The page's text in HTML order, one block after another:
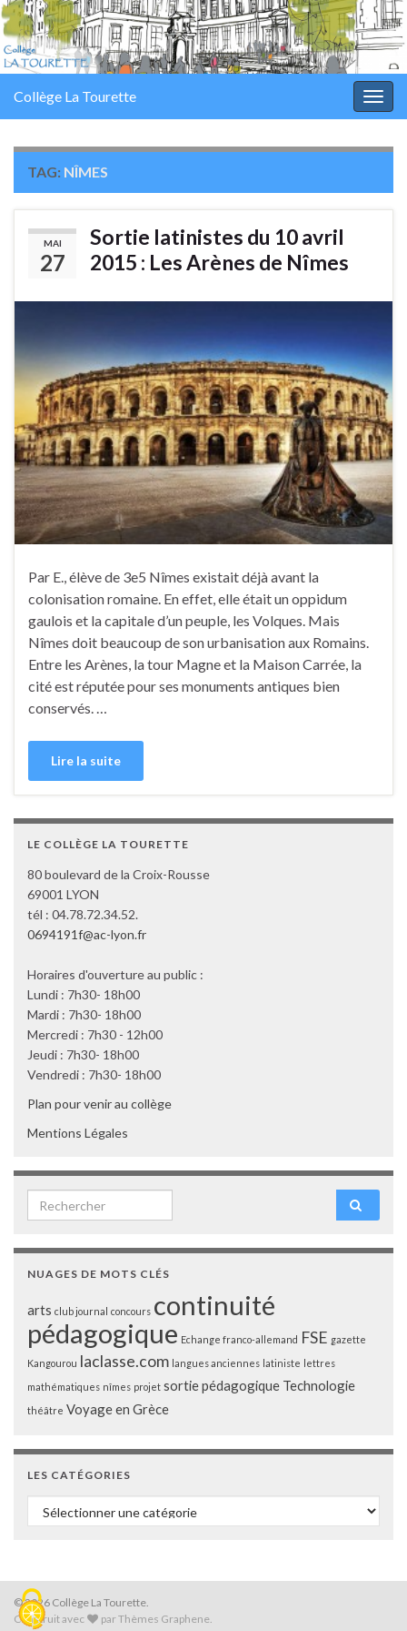
Collège La Tourette
TAG: NÎMES
MAI
27
Sortie latinistes du 10 avril
2015 : Les Arènes de Nîmes
Par E., élève de 3e5 Nîmes existait déjà avant la
colonisation romaine. En effet, elle était un oppidum
gaulois et la capitale d’un peuple, les Volques. Mais
Nîmes doit beaucoup de son urbanisation aux Romains.
Entre les Arènes, la tour Magne et la Maison Carrée, la
cité est réputée pour ses monuments antiques bien
conservés. …
Lire la suite
LE COLLÈGE LA TOURETTE
80 boulevard de la Croix-Rousse
69001 LYON
tél : 04.78.72.34.52.
0694191f@ac-lyon.fr
Horaires d'ouverture au public :
Lundi : 7h30- 18h00
Mardi : 7h30- 18h00
Mercredi : 7h30 - 12h00
Jeudi : 7h30- 18h00
Vendredi : 7h30- 18h00
Plan pour venir au collège
Mentions Légales
Search for:
NUAGES DE MOTS CLÉS
arts club journal concours continuité
pédagogique Echange franco-allemand FSE gazette
Kangourou laclasse.com langues anciennes latiniste
lettres
mathématiques nîmes projet sortie pédagogique Technologie
théâtre Voyage en Grèce
LES CATÉGORIES
Les catégories
© 2026 Collège La Tourette.
Construit avec
parThèmes Graphene.
Panneau de gestion des cookies